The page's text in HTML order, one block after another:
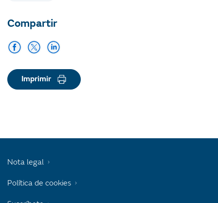
Compartir
Imprimir
Nota legal
Política de cookies